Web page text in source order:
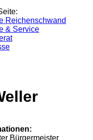
Reichenschwand
& Service
Bürgermeister